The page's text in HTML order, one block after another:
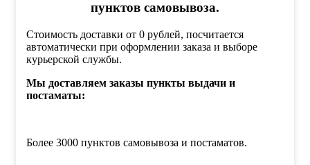
пунктов самовывоза.
Стоимость доставки от 0 рублей, посчитается
автоматически при оформлении заказа и выборе
курьерской службы.
Мы доставляем заказы пункты выдачи и
постаматы:
Более 3000 пунктов самовывоза и постаматов.